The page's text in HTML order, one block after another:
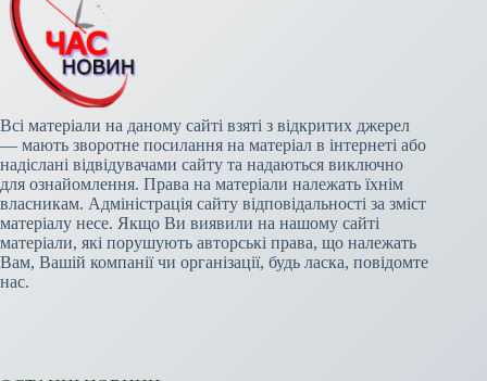
Всі матеріали на даному сайті взяті з відкритих джерел
— мають зворотне посилання на матеріал в інтернеті або
надіслані відвідувачами сайту та надаються виключно
для ознайомлення. Права на матеріали належать їхнім
власникам. Адміністрація сайту відповідальності за зміст
матеріалу несе. Якщо Ви виявили на нашому сайті
матеріали, які порушують авторські права, що належать
Вам, Вашій компанії чи організації, будь ласка, повідомте
нас.